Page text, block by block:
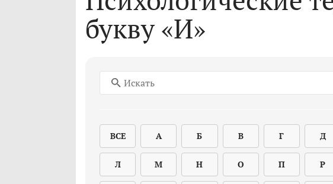
букву «И»
ВСЕ А Б В Г Д
Л М Н О П Р